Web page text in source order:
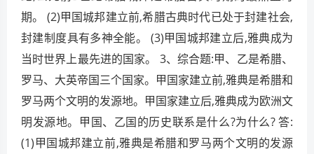
期。 (2)甲国城邦建立前,希腊古典时代已处于封建社会,
封建制度具有多神全能。 (3)甲国城邦建立后,雅典成为
当时世界上最先进的国家。 3、综合题:甲、乙是希腊、
罗马、大英帝国三个国家。甲国家建立前,雅典是希腊和
罗马两个文明的发源地。甲国家建立后,雅典成为欧洲文
明发源地。甲国、乙国的历史联系是什么?为什么? 答:
(1)甲国城邦建立前,雅典是希腊和罗马两个文明的发源